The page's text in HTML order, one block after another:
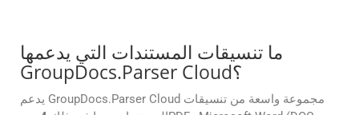
ما تنسيقات المستندات التي يدعمها
GroupDocs.Parser Cloud؟
يدعم GroupDocs.Parser Cloud مجموعة واسعة من تنسيقات